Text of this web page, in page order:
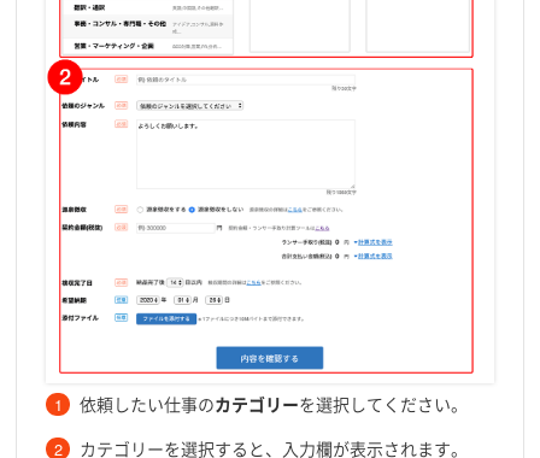
依頼したい仕事のカテゴリーを選択してください。
カテゴリーを選択すると、入力欄が表示されます。